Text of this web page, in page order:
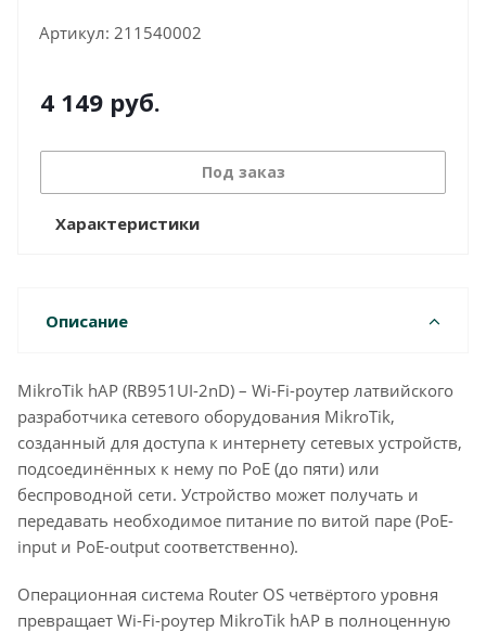
Артикул: 211540002
4 149 руб.
Под заказ
Характеристики
Описание
MikroTik hAP (RB951UI-2nD) – Wi-Fi-роутер латвийского
разработчика сетевого оборудования MikroTik,
созданный для доступа к интернету сетевых устройств,
подсоединённых к нему по PoE (до пяти) или
беспроводной сети. Устройство может получать и
передавать необходимое питание по витой паре (PoE-
input и PoE-output соответственно).
Операционная система Router OS четвёртого уровня
превращает Wi-Fi-роутер MikroTik hAP в полноценную